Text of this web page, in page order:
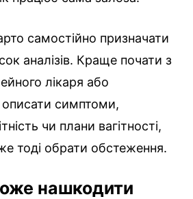
самостійно призначати
аналізів. Краще почати з
лікаря або
симптоми,
чи плани вагітності,
тоді обрати обстеження.
нашкодити